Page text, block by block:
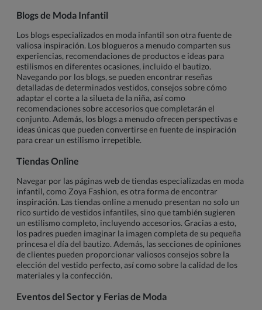
Blogs de Moda Infantil
Los blogs especializados en moda infantil son otra fuente de
valiosa inspiración. Los blogueros a menudo comparten sus
experiencias, recomendaciones de productos e ideas para
estilismos en diferentes ocasiones, incluido el bautizo.
Navegando por los blogs, se pueden encontrar reseñas
detalladas de determinados vestidos, consejos sobre cómo
adaptar el corte a la silueta de la niña, así como
recomendaciones sobre accesorios que completarán el
conjunto. Además, los blogs a menudo ofrecen perspectivas e
ideas únicas que pueden convertirse en fuente de inspiración
para crear un estilismo irrepetible.
Tiendas Online
Navegar por las páginas web de tiendas especializadas en moda
infantil, como Zoya Fashion, es otra forma de encontrar
inspiración. Las tiendas online a menudo presentan no solo un
rico surtido de vestidos infantiles, sino que también sugieren
un estilismo completo, incluyendo accesorios. Gracias a esto,
los padres pueden imaginar la imagen completa de su pequeña
princesa el día del bautizo. Además, las secciones de opiniones
de clientes pueden proporcionar valiosos consejos sobre la
elección del vestido perfecto, así como sobre la calidad de los
materiales y la confección.
Eventos del Sector y Ferias de Moda